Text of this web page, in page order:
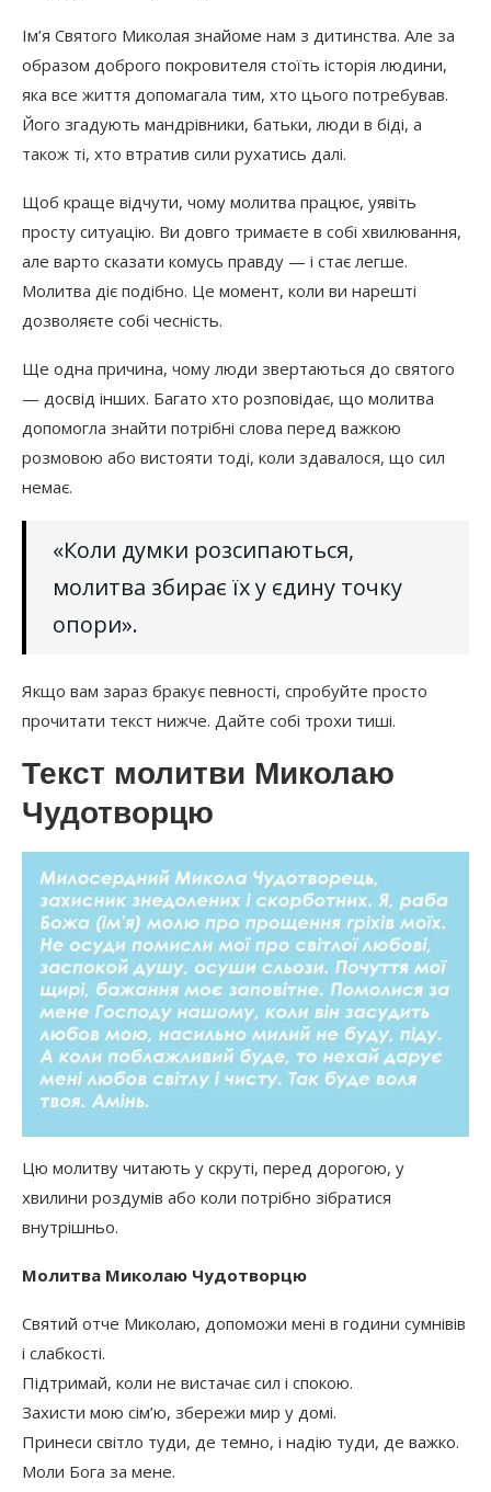
Ім’я Святого Миколая знайоме нам з дитинства. Але за
образом доброго покровителя стоїть історія людини,
яка все життя допомагала тим, хто цього потребував.
Його згадують мандрівники, батьки, люди в біді, а
також ті, хто втратив сили рухатись далі.
Щоб краще відчути, чому молитва працює, уявіть
просту ситуацію. Ви довго тримаєте в собі хвилювання,
але варто сказати комусь правду — і стає легше.
Молитва діє подібно. Це момент, коли ви нарешті
дозволяєте собі чесність.
Ще одна причина, чому люди звертаються до святого
— досвід інших. Багато хто розповідає, що молитва
допомогла знайти потрібні слова перед важкою
розмовою або вистояти тоді, коли здавалося, що сил
немає.
«Коли думки розсипаються,
молитва збирає їх у єдину точку
опори».
Якщо вам зараз бракує певності, спробуйте просто
прочитати текст нижче. Дайте собі трохи тиші.
Текст молитви Миколаю
Чудотворцю
Цю молитву читають у скруті, перед дорогою, у
хвилини роздумів або коли потрібно зібратися
внутрішньо.
Молитва Миколаю Чудотворцю
Святий отче Миколаю, допоможи мені в години сумнівів
і слабкості.
Підтримай, коли не вистачає сил і спокою.
Захисти мою сім’ю, збережи мир у домі.
Принеси світло туди, де темно, і надію туди, де важко.
Моли Бога за мене.